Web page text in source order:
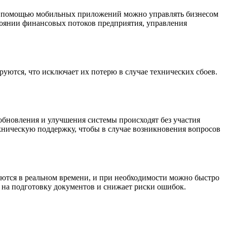
помощью мобильных приложений можно управлять бизнесом
финансовых потоков предприятия, управления
что исключает их потерю в случае технических сбоев.
и улучшения системы происходят без участия
поддержку, чтобы в случае возникновения вопросов
в реальном времени, и при необходимости можно быстро
подготовку документов и снижает риски ошибок.